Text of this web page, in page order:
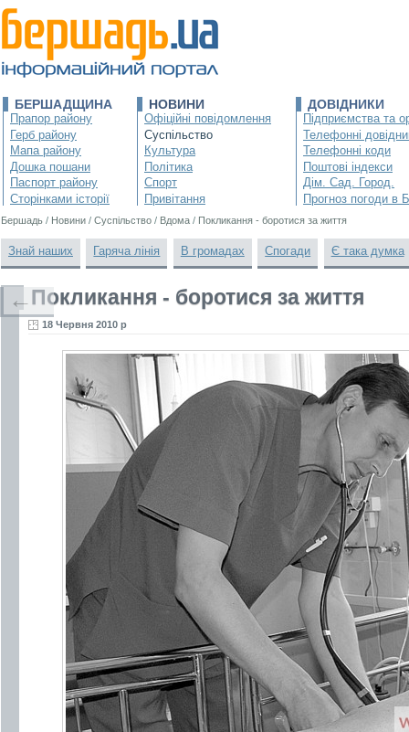
БЕРШАДЩИНА
Прапор району
Герб району
Мапа району
Дошка пошани
Паспорт району
Сторінками історії
НОВИНИ
Офіційні повідомлення
Суспільство
Культура
Політика
Спорт
Привітання
ДОВІДНИКИ
Підприємства та
Телефонні
Телефонні коди
Поштові індекси
Дім. Сад. Город.
Прогноз погоди в
Бершадь / Новини / Суспільство / Вдома / Покликання - боротися за життя
Знай наших Гаряча лінія В громадах Спогади Є така думка
Покликання - боротися за життя
18 Червня 2010 р
←